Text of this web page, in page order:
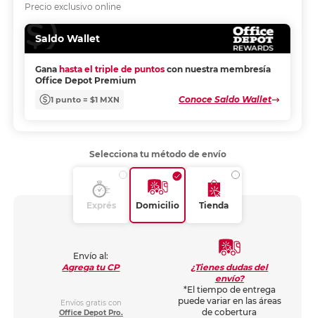
Precio exclusivo online
Saldo Wallet
Gana hasta el triple de puntos con nuestra membresía
Office Depot Premium
1 punto = $1 MXN Conoce Saldo Wallet
Selecciona tu método de envío
Exprés Domicilio Tienda
Envío al:
Agrega tu CP
Envíos gratis con
Office Depot Pro.
¿Tienes dudas del
envío?
*El tiempo de entrega
puede variar en las áreas
de cobertura